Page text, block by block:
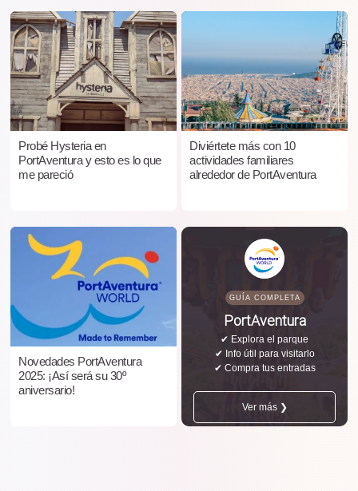
Probé Hysteria en
PortAventura y esto es lo que
me pareció
Diviértete más con 10
actividades familiares
alrededor de PortAventura
Novedades PortAventura
2025: ¡Así será su 30º
aniversario!
GUÍA COMPLETA
PortAventura
✔ Explora el parque
✔ Info útil para visitarlo
✔ Compra tus entradas
Ver más ❯